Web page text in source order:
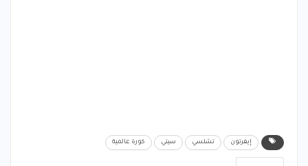
إيفرتون تشلسي سيتي كورة عالمية